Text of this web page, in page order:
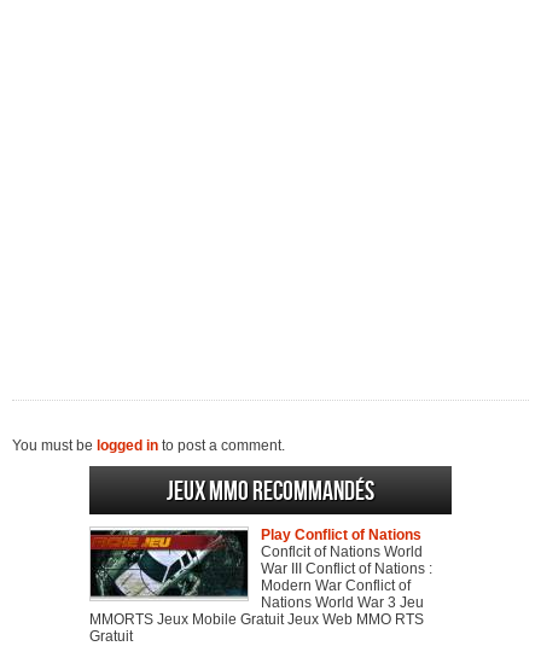
You must be logged in to post a comment.
Jeux MMO recommandés
Play Conflict of Nations
Conflcit of Nations World
War III Conflict of Nations :
Modern War Conflict of
Nations World War 3 Jeu
MMORTS Jeux Mobile Gratuit Jeux Web MMO RTS
Gratuit